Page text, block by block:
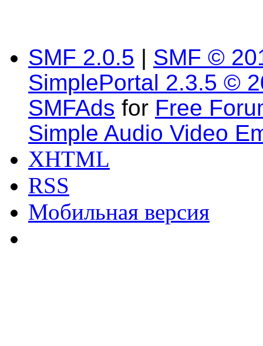
SMF 2.0.5 | SMF ©
SimplePortal 2.3.5 ©
SMFAds for Free
Simple Audio Video
XHTML
RSS
Мобильная версия